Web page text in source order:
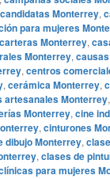
candidatas Monterrey,
para mujeres
carteras Monterrey,
Monterrey,
, centros
, cerámica Monterrey,
artesanales Monterrey,
Monterrey, cine
, cinturones
dibujo Monterrey,
, clases de
para mujeres